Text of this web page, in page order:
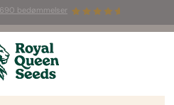
bedømmelser
: Op til 50 % rabat
⏤